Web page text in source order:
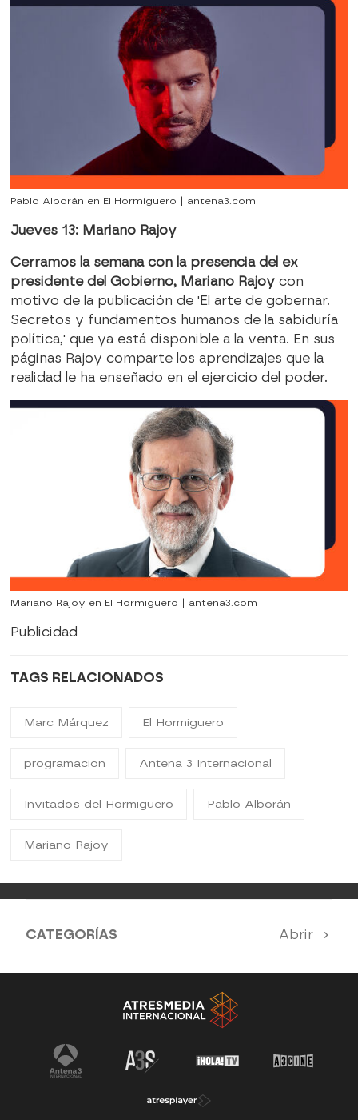
Pablo Alborán en El Hormiguero | antena3.com
Jueves 13: Mariano Rajoy
Cerramos la semana con la presencia del ex
presidente del Gobierno, Mariano Rajoy con
motivo de la publicación de 'El arte de gobernar.
Secretos y fundamentos humanos de la sabiduría
política,' que ya está disponible a la venta. En sus
páginas Rajoy comparte los aprendizajes que la
realidad le ha enseñado en el ejercicio del poder.
Mariano Rajoy en El Hormiguero | antena3.com
Publicidad
TAGS RELACIONADOS
Marc Márquez El Hormiguero
programacion Antena 3 Internacional
Invitados del Hormiguero Pablo Alborán
Mariano Rajoy
CATEGORÍAS Abrir
Antena 3 Noticias El Hormiguero
Tu cara me suena Pasapalabra